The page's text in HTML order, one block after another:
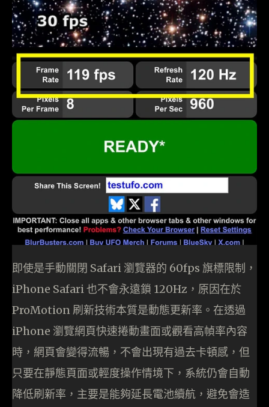
即使是手動關閉 Safari 瀏覽器的 60fps 旗標限制，
iPhone Safari 也不會永遠鎖 120Hz，原因在於
ProMotion 刷新技術本質是動態更新率。在透過
iPhone 瀏覽網頁快速捲動畫面或觀看高幀率內容
時，網頁會變得流暢，不會出現有過去卡頓感，但
只要在靜態頁面或輕度操作情境下，系統仍會自動
降低刷新率，主要是能夠延長電池續航，避免會造